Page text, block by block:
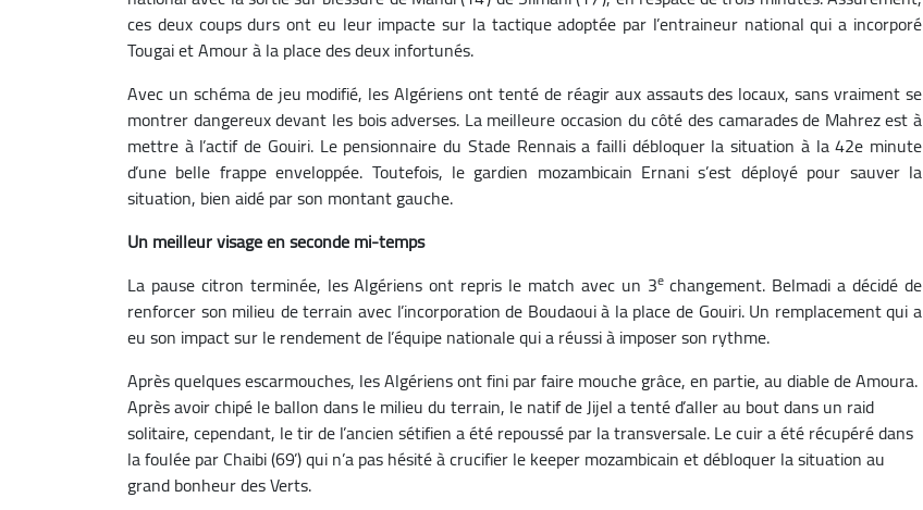
ces deux coups durs ont eu leur impacte sur la tactique adoptée par l’entraineur national qui a incorporé
Tougai et Amour à la place des deux infortunés.
Avec un schéma de jeu modifié, les Algériens ont tenté de réagir aux assauts des locaux, sans vraiment se
montrer dangereux devant les bois adverses. La meilleure occasion du côté des camarades de Mahrez est à
mettre à l’actif de Gouiri. Le pensionnaire du Stade Rennais a failli débloquer la situation à la 42e minute
d’une belle frappe enveloppée. Toutefois, le gardien mozambicain Ernani s’est déployé pour sauver la
situation, bien aidé par son montant gauche.
Un meilleur visage en seconde mi-temps
La pause citron terminée, les Algériens ont repris le match avec un 3echangement. Belmadi a décidé de
renforcer son milieu de terrain avec l’incorporation de Boudaoui à la place de Gouiri. Un remplacement qui a
eu son impact sur le rendement de l’équipe nationale qui a réussi à imposer son rythme.
Après quelques escarmouches, les Algériens ont fini par faire mouche grâce, en partie, au diable de Amoura.
Après avoir chipé le ballon dans le milieu du terrain, le natif de Jijel a tenté d’aller au bout dans un raid
solitaire, cependant, le tir de l’ancien sétifien a été repoussé par la transversale. Le cuir a été récupéré dans
la foulée par Chaibi (69’) qui n’a pas hésité à crucifier le keeper mozambicain et débloquer la situation au
grand bonheur des Verts.